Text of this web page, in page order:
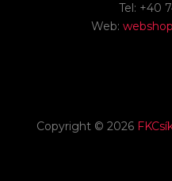
Tel: +40
Web:
Copyright © 2026